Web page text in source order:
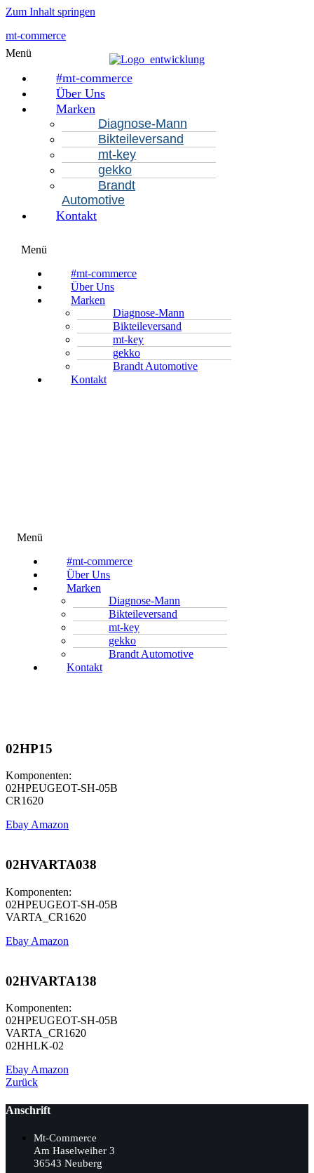
Zum Inhalt springen
mt-commerce
Menü
#mt-commerce
Über Uns
Marken
Diagnose-Mann
Bikteileversand
mt-key
gekko
Brandt
Automotive
Kontakt
Menü
#mt-commerce
Über Uns
Marken
Diagnose-Mann
Bikteileversand
mt-key
gekko
Brandt Automotive
Kontakt
Menü
#mt-commerce
Über Uns
Marken
Diagnose-Mann
Bikteileversand
mt-key
gekko
Brandt Automotive
Kontakt
02HP15
Komponenten:
02HPEUGEOT-SH-05B
CR1620
EbayAmazon
02HVARTA038
Komponenten:
02HPEUGEOT-SH-05B
VARTA_CR1620
Ebay Amazon
02HVARTA138
Komponenten:
02HPEUGEOT-SH-05B
VARTA_CR1620
02HHLK-02
Ebay Amazon
Zurück
Anschrift
Mt-Commerce
Am Haselweiher 3
36543 Neuberg